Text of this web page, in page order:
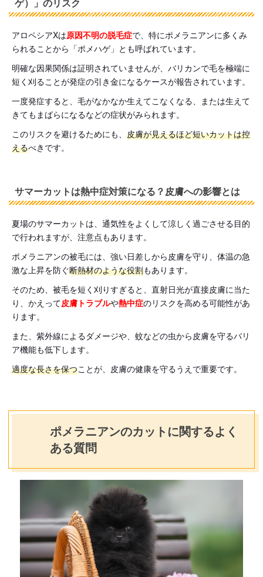
ゲ）」のリスク
アロペシアXは原因不明の脱毛症で、特にポメラニアンに多くみ
られることから「ポメハゲ」とも呼ばれています。
明確な因果関係は証明されていませんが、バリカンで毛を極端に
短く刈ることが発症の引き金になるケースが報告されています。
一度発症すると、毛がなかなか生えてこなくなる、または生えて
きてもまばらになるなどの症状がみられます。
このリスクを避けるためにも、 皮膚が見えるほど短いカットは控
えるべきです。
サマーカットは熱中症対策になる？皮膚への影響とは
夏場のサマーカットは、通気性をよくして涼しく過ごさせる目的
で行われますが、注意点もあります。
ポメラニアンの被毛には、強い日差しから皮膚を守り、体温の急
激な上昇を防ぐ断熱材のような役割もあります。
そのため、被毛を短く刈りすぎると、直射日光が直接皮膚に当た
り、かえって皮膚トラブルや熱中症のリスクを高める可能性があ
ります。
また、紫外線によるダメージや、蚊などの虫から皮膚を守るバリ
ア機能も低下します。
適度な長さを保つことが、皮膚の健康を守るうえで重要です。
ポメラニアンのカットに関するよく
ある質問